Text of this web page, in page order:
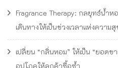
Fragrance Therapy: กลยุทธ์น้ำ
เดินทางให้เป็นช่วงเวลาแห่งความสุ
เปลี่ยน “กลิ่นหอม” ให้เป็น “ยอด
อุปโภคให้ลูกค้าซื้อซ้ำ